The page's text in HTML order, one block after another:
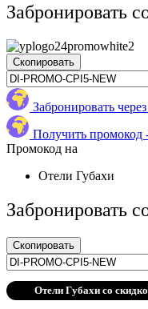
Забронировать
Скопировать
Забронировать
Получить промокод
Промокод на
Отели Губахи
Забронировать
Скопировать
Отели Губахи со